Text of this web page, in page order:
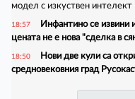
модел с изкуствен интелект
18:57
Инфантино се
цената не е нова "сделка в
18:50
Нови две кули са
средновековния град